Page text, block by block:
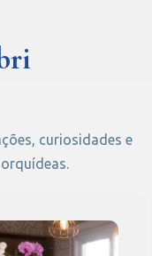
curiosidades e